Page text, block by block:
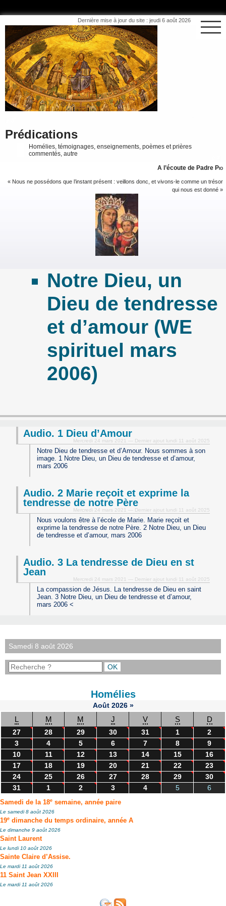
Dernière mise à jour du site : jeudi 6 août 2026
Prédications
Homélies, témoignages, enseignements, poèmes et prières
commentés, autre
A l’écoute de Padre Pio
« Nous ne possédons que l’instant présent : veillons donc, et vivons-le comme un trésor
qui nous est donné »
Notre Dieu, un
Dieu de tendresse
et d’amour (WE
spirituel mars
2006)
Audio. 1 Dieu d’Amour
Mercredi 24 mars 2021 — Dernier ajout lundi 11 août 2025
Notre Dieu de tendresse et d’Amour. Nous sommes à son
image. 1 Notre Dieu, un Dieu de tendresse et d’amour,
mars 2006
Audio. 2 Marie reçoit et exprime la
tendresse de notre Père
Mercredi 24 mars 2021 — Dernier ajout lundi 11 août 2025
Nous voulons être à l’école de Marie. Marie reçoit et
exprime la tendresse de notre Père. 2 Notre Dieu, un Dieu
de tendresse et d’amour, mars 2006
Audio. 3 La tendresse de Dieu en st
Jean
Mercredi 24 mars 2021 — Dernier ajout lundi 11 août 2025
La compassion de Jésus. La tendresse de Dieu en saint
Jean. 3 Notre Dieu, un Dieu de tendresse et d’amour,
mars 2006 <
Samedi 8 août 2026
Homélies
Août 2026 »
L M M J V S D
27 28 29 30 31 1
2
3
4 5 6 7 8
9
10
11 12 13 14 15
16
17
18 19 20 21 22
23
24
25 26 27 28 29
30
31
1 2 3 4 5 6
Samedi de la 18e semaine, année paire
Le samedi 8 août 2026
19e dimanche du temps ordinaire, année A
Le dimanche 9 août 2026
Saint Laurent
Le lundi 10 août 2026
Sainte Claire d’Assise.
Le mardi 11 août 2026
11 Saint Jean XXIII
Le mardi 11 août 2026